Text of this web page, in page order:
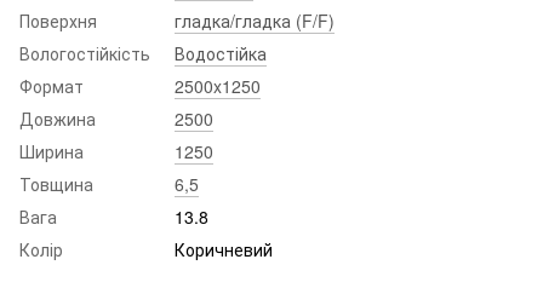
Поверхня
гладка/гладка (F/F)
Вологостійкість
Водостійка
Формат
2500x1250
Довжина
2500
Ширина
1250
Товщина
6,5
Вага
13.8
Колір
Коричневий